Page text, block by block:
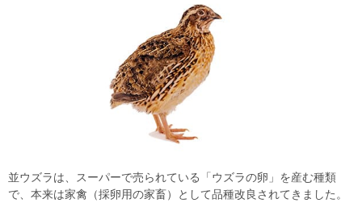
並ウズラは、スーパーで売られている「ウズラの卵」を産む種類
で、本来は家禽（採卵用の家畜）として品種改良されてきました。